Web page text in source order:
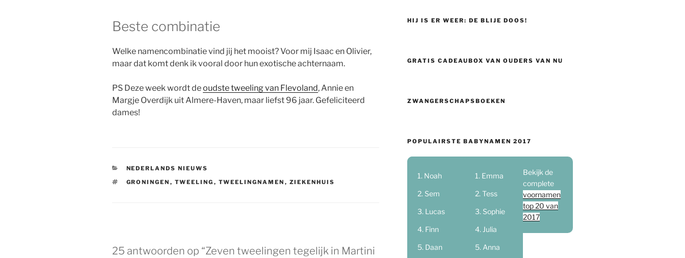
Beste combinatie
Welke namencombinatie vind jij het mooist? Voor mij Isaac en Olivier,
maar dat komt denk ik vooral door hun exotische achternaam.
PS Deze week wordt deoudste tweeling van Flevoland, Annie en
Margje Overdijk uit Almere-Haven, maar liefst 96 jaar. Gefeliciteerd
dames!
CATEGORIEËN
NEDERLANDS NIEUWS
TAGS
GRONINGEN , TWEELING , TWEELINGNAMEN , ZIEKENHUIS
25 antwoorden op “Zeven tweelingen tegelijk in Martini
HIJ IS ER WEER: DE BLIJE DOOS!
GRATIS CADEAUBOX VAN OUDERS VAN NU
ZWANGERSCHAPSBOEKEN
POPULAIRSTE BABYNAMEN 2017
Noah
Sem
Lucas
Finn
Daan
Emma
Tess
Sophie
Julia
Anna
Bekijk de
complete
voornamen
top 20 van
2017